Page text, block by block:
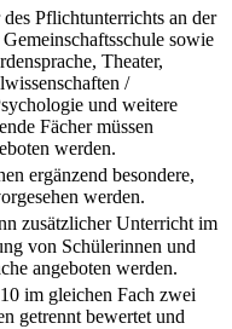
Pflichtunterrichts an der
sowie
Theater,
/
und weitere
Fächer müssen
werden.
ergänzend besondere,
werden.
zusätzlicher Unterricht im
von Schülerinnen und
angeboten werden.
im gleichen Fach zwei
getrennt bewertet und